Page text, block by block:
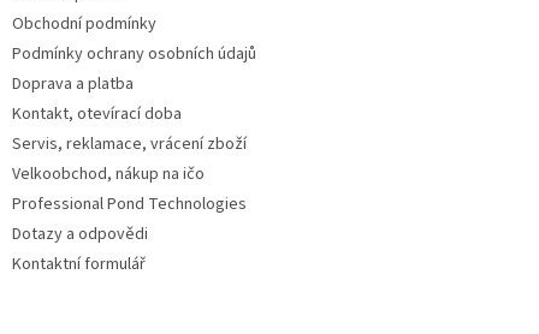
Obchodní podmínky
Podmínky ochrany osobních údajů
Doprava a platba
Kontakt, otevírací doba
Servis, reklamace, vrácení zboží
Velkoobchod, nákup na ičo
Professional Pond Technologies
Dotazy a odpovědi
Kontaktní formulář